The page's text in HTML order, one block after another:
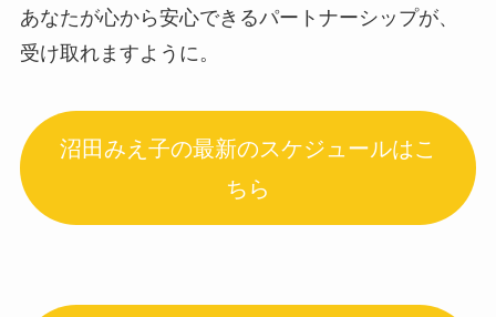
あなたが心から安心できるパートナーシップが、
受け取れますように。
沼田みえ子の最新のスケジュールはこ
ちら